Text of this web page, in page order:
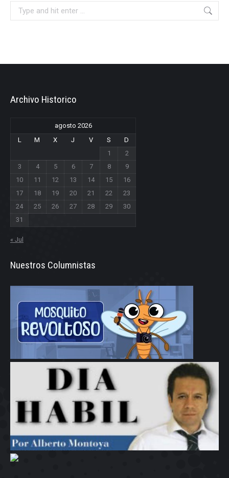
Archivo Historico
agosto 2026
L
M X J V S
D
1
2
3
4 5 6 7 8
9
10
11 12 13 14 15
16
17
18 19 20 21 22
23
24
25 26 27 28 29
30
31
« Jul
Nuestros Columnistas